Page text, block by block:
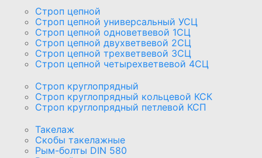
Строп цепной
Строп цепной универсальный УСЦ
Строп цепной одноветвевой 1СЦ
Строп цепной двухветвевой 2СЦ
Строп цепной трехветвевой 3СЦ
Строп цепной четырехветвевой 4СЦ
Строп круглопрядный
Строп круглопрядный кольцевой КСК
Строп круглопрядный петлевой КСП
Такелаж
Скобы такелажные
Рым-болты DIN 580